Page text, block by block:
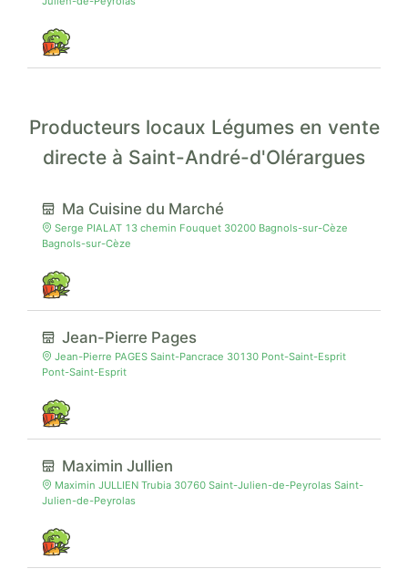
Producteurs locaux Légumes en vente
directe à Saint-André-d'Olérargues
Ma Cuisine du Marché
Serge PIALAT 13 chemin Fouquet 30200 Bagnols-sur-Cèze
Bagnols-sur-Cèze
Jean-Pierre Pages
Jean-Pierre PAGES Saint-Pancrace 30130 Pont-Saint-Esprit
Pont-Saint-Esprit
Maximin Jullien
Maximin JULLIEN Trubia 30760 Saint-Julien-de-Peyrolas Saint-
Julien-de-Peyrolas